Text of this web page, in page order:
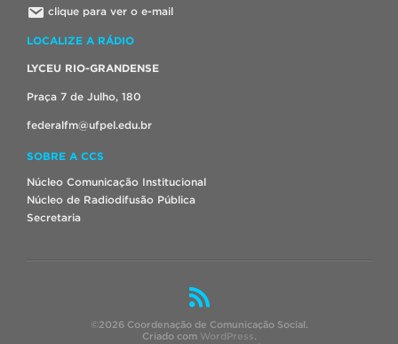
clique para ver o e-mail
LOCALIZE A RÁDIO
LYCEU RIO-GRANDENSE
Praça 7 de Julho, 180
federalfm@ufpel.edu.br
SOBRE A CCS
Núcleo Comunicação Institucional
Núcleo de Radiodifusão Pública
Secretaria
©2026 Coordenação de Comunicação Social.
Criado com WordPress.